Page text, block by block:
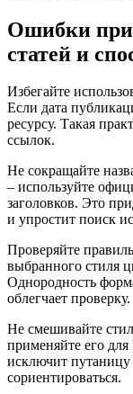
Ошибки при
статей и
Избегайте
Если дата
ресурсу. Такая
ссылок.
Не сокращайте
– используйте
заголовков. Это
и упростит поиск
Проверяйте
выбранного стиля
Однородность
облегчает проверку.
Не смешивайте
применяйте его
исключит
сориентироваться.